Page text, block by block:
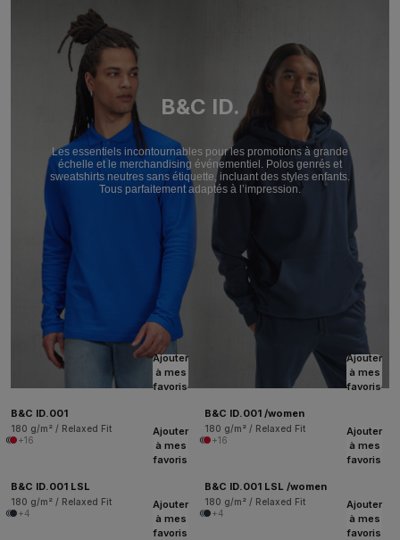
B&C ID.
Les essentiels incontournables pour les promotions à grande
échelle et le merchandising événementiel. Polos genrés et
sweatshirts neutres sans étiquette, incluant des styles enfants.
Tous parfaitement adaptés à l’impression.
Ajouter
à mes
favoris
B&C ID.001
180 g/m² / Relaxed Fit
+16
Ajouter
à mes
favoris
B&C ID.001 /women
180 g/m² / Relaxed Fit
+16
Ajouter
à mes
favoris
B&C ID.001 LSL
180 g/m² / Relaxed Fit
+4
Ajouter
à mes
favoris
B&C ID.001 LSL /women
180 g/m² / Relaxed Fit
+4
Ajouter
à mes
favoris
Ajouter
à mes
favoris